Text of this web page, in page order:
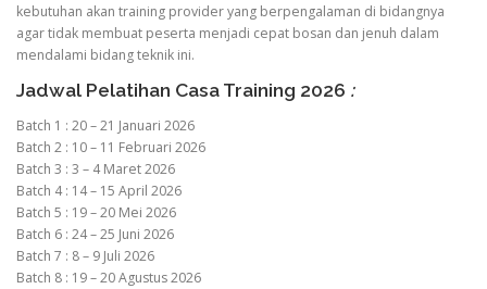
kebutuhan akan training provider yang berpengalaman di bidangnya
agar tidak membuat peserta menjadi cepat bosan dan jenuh dalam
mendalami bidang teknik ini.
Jadwal Pelatihan Casa Training 2026 :
Batch 1 : 20 – 21 Januari 2026
Batch 2 : 10 – 11 Februari 2026
Batch 3 : 3 – 4 Maret 2026
Batch 4 : 14 – 15 April 2026
Batch 5 : 19 – 20 Mei 2026
Batch 6 : 24 – 25 Juni 2026
Batch 7 : 8 – 9 Juli 2026
Batch 8 : 19 – 20 Agustus 2026